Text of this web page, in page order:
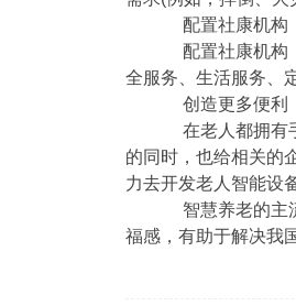
配置社康机构
配置社康机构，
全服务、生活服务、
创造更多便利
在老人都拥有手
的同时，也给相关的
力去开发老人智能设
智慧养老的主流
福感，有助于解决我